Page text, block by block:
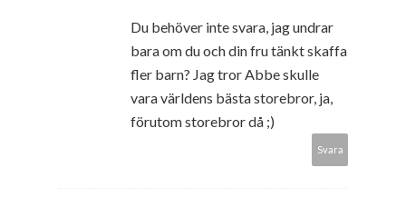
Du behöver inte svara, jag undrar
bara om du och din fru tänkt skaffa
fler barn? Jag tror Abbe skulle
vara världens bästa storebror, ja,
förutom storebror då ;)
Svara